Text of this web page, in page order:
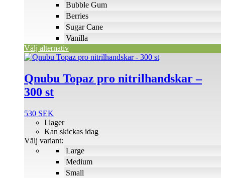
Bubble Gum
Berries
Sugar Cane
Vanilla
Välj alternativ
Qnubu Topaz pro nitrilhandskar –
300 st
530 SEK
Large
Medium
Small
I lager
Kan skickas idag
Välj variant:
Den
produkten
har
flera
De
olika
alternativen
kan
väljas
produktsidan